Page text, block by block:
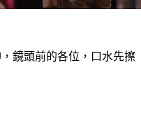
鏡頭前的各位，口水先擦